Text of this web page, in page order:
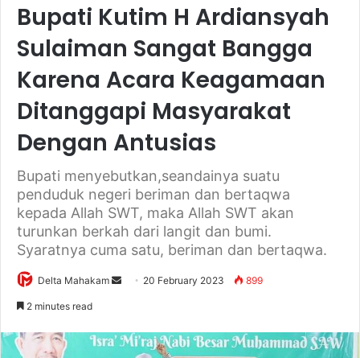
Bupati Kutim H Ardiansyah
Sulaiman Sangat Bangga
Karena Acara Keagamaan
Ditanggapi Masyarakat
Dengan Antusias
Bupati menyebutkan,seandainya suatu
penduduk negeri beriman dan bertaqwa
kepada Allah SWT, maka Allah SWT akan
turunkan berkah dari langit dan bumi.
Syaratnya cuma satu, beriman dan bertaqwa.
Delta Mahakam
d
20 February 2023 899
2 minutes read